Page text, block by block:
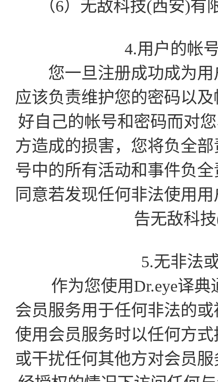
（6）无敌科技(西安)
4.用户的帐
您一旦注册成功成为用
应该负责维护您的密码以
好自己的帐号和密码而对
方造成的损害，您将负全
号中的所有活动和事件负
同意若发现任何非法使用
告无敌科
5.无非法
作为您使用Dr.eye译典
会员服务用于任何非法的
使用会员服务时以任何方
或干扰任何其他方对会员